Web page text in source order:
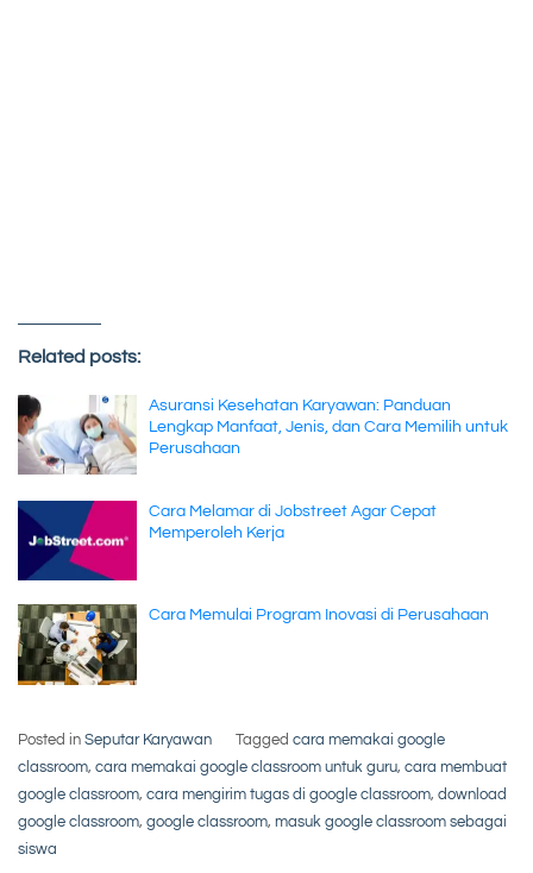
Related posts:
Asuransi Kesehatan Karyawan: Panduan
Lengkap Manfaat, Jenis, dan Cara Memilih untuk
Perusahaan
Cara Melamar di Jobstreet Agar Cepat
Memperoleh Kerja
Cara Memulai Program Inovasi di Perusahaan
Posted in Seputar Karyawan Tagged cara memakai google
classroom, cara memakai google classroom untuk guru, cara membuat
google classroom, cara mengirim tugas di google classroom, download
google classroom, google classroom, masuk google classroom sebagai
siswa